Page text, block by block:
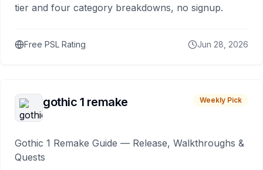
tier and four category breakdowns, no signup.
Free PSL Rating Jun 28, 2026
gothic 1 remake Weekly Pick
Gothic 1 Remake Guide — Release, Walkthroughs &
Quests